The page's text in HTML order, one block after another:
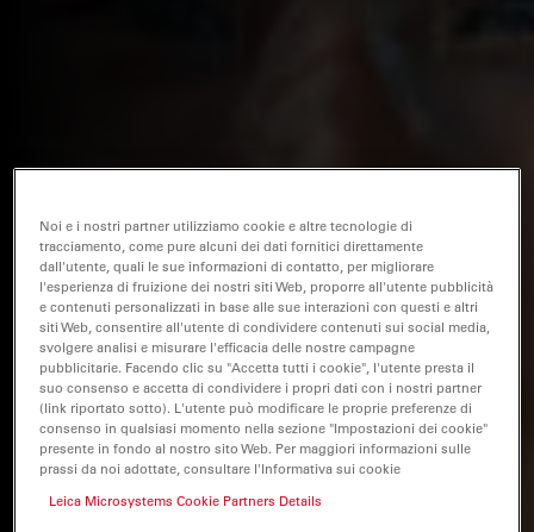
Noi e i nostri partner utilizziamo cookie e altre tecnologie di
tracciamento, come pure alcuni dei dati fornitici direttamente
dall'utente, quali le sue informazioni di contatto, per migliorare
l'esperienza di fruizione dei nostri siti Web, proporre all'utente pubblicità
e contenuti personalizzati in base alle sue interazioni con questi e altri
siti Web, consentire all'utente di condividere contenuti sui social media,
svolgere analisi e misurare l'efficacia delle nostre campagne
pubblicitarie. Facendo clic su "Accetta tutti i cookie", l'utente presta il
suo consenso e accetta di condividere i propri dati con i nostri partner
(link riportato sotto). L'utente può modificare le proprie preferenze di
consenso in qualsiasi momento nella sezione "Impostazioni dei cookie"
presente in fondo al nostro sito Web. Per maggiori informazioni sulle
prassi da noi adottate, consultare l'Informativa sui cookie
Leica Microsystems Cookie Partners Details